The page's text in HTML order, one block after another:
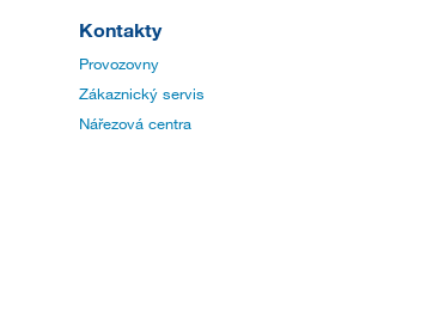
Kontakty
Provozovny
Zákaznický servis
Nářezová centra